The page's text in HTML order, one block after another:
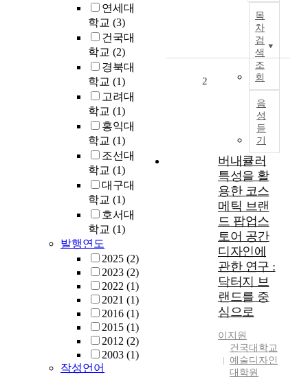
연세대
학교 (3)
건국대
학교 (2)
경북대
학교 (1)
고려대
학교 (1)
홍익대
학교 (1)
조선대
학교 (1)
대구대
학교 (1)
호서대
학교 (1)
발행연도
2025 (2)
2023 (2)
2022 (1)
2021 (1)
2016 (1)
2015 (1)
2012 (2)
2003 (1)
작성언어
목
차
검
색
조
회
음
성
듣
기
2
버내큘러
특성을 활
용한 코스
메틱 브랜
드 팝업스
토어 공간
디자인에
관한 연구 :
닥터지 브
랜드를 중
심으로
이지원
건국대학교
예술디자인
대학원